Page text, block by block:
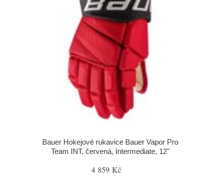
Bauer Hokejové rukavice Bauer Vapor Pro
Team INT, červená, Intermediate, 12"
4 859 Kč